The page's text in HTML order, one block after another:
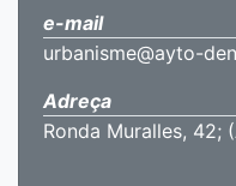
e-mail
urbanisme@ayto-
Adreça
Ronda Muralles, 42;